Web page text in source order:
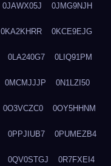
0JAWX05J 0JMG9NJH
0KA2KHRR 0KCE9EJG
0LA240G7 0LIQ91PM
0MCMJJJP 0N1LZI50
0O3VCZC0 0OY5HHNM
0PPJIUB7 0PUMEZB4
0QV0STGJ 0R7FXEI4